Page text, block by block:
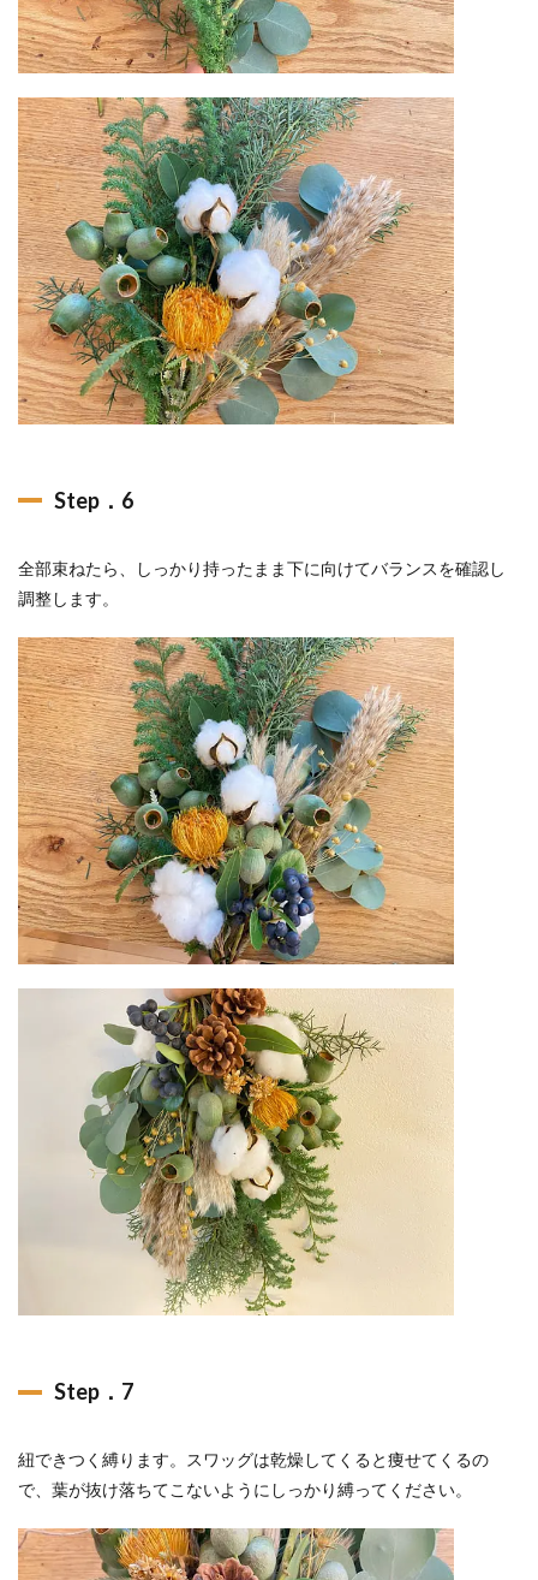
Step．6
全部束ねたら、しっかり持ったまま下に向けてバランスを確認し
調整します。
Step．7
紐できつく縛ります。スワッグは乾燥してくると痩せてくるの
で、葉が抜け落ちてこないようにしっかり縛ってください。